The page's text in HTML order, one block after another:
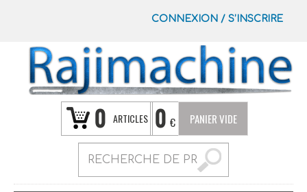
CONNEXION / S’INSCRIRE
0 ARTICLES 0 € PANIER VIDE